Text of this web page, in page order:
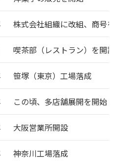
株式会社組織に改組、商号
喫茶部（レストラン）を開
笹塚（東京）工場落成
この頃、多店舗展開を開始
大阪営業所開設
神奈川工場落成